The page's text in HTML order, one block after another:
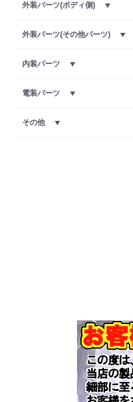
外装パーツ(ボディ側)
外装パーツ(その他パーツ)
内装パーツ
電装パーツ
その他